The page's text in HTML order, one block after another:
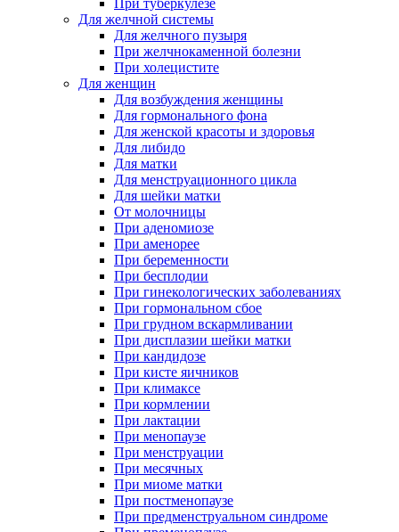
При туберкулезе
Для желчной системы
Для желчного пузыря
При желчнокаменной болезни
При холецистите
Для женщин
Для возбуждения женщины
Для гормонального фона
Для женской красоты и здоровья
Для либидо
Для матки
Для менструационного цикла
Для шейки матки
От молочницы
При аденомиозе
При аменорее
При беременности
При бесплодии
При гинекологических заболеваниях
При гормональном сбое
При грудном вскармливании
При дисплазии шейки матки
При кандидозе
При кисте яичников
При климаксе
При кормлении
При лактации
При менопаузе
При менструации
При месячных
При миоме матки
При постменопаузе
При предменструальном синдроме